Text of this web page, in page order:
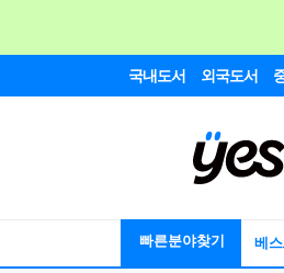
국내도서 외국도서
빠른분야찾기 베